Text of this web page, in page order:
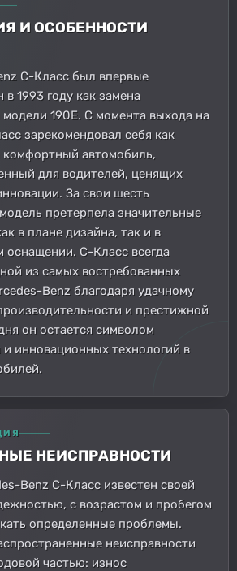
И ОСОБЕННОСТИ
C-Класс был впервые
в 1993 году как замена
190E. С момента выхода на
зарекомендовал себя как
автомобиль,
для водителей, ценящих
За свои шесть
претерпела значительные
в плане дизайна, так и в
оснащении. C-Класс всегда
из самых востребованных
Benz благодаря удачному
и престижной
он остается символом
инновационных технологий в
НЕИСПРАВНОСТИ
Benz C-Класс известен своей
с возрастом и пробегом
определенные проблемы.
неисправности
частью: износ